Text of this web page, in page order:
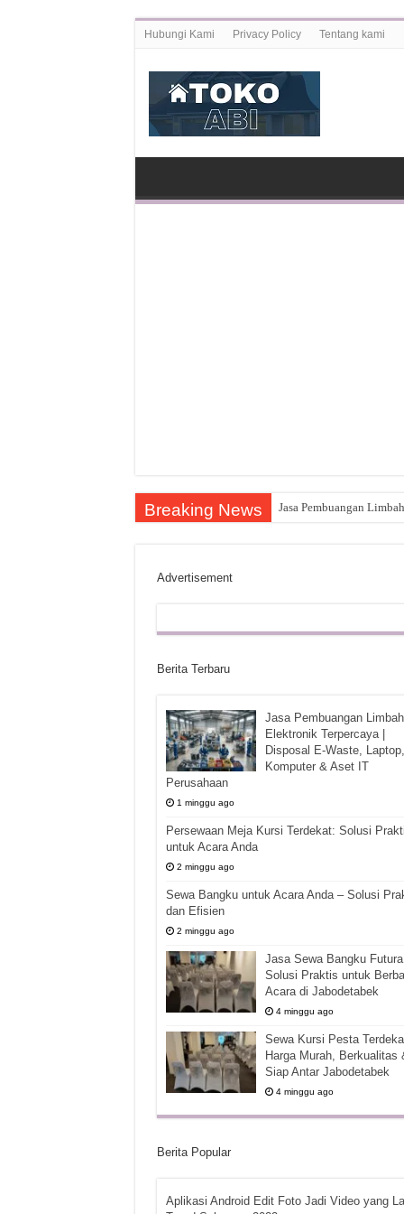
Hubungi Kami Privacy Policy Tentang kami
Breaking News Jasa Pembuangan
Advertisement
Berita Terbaru
Jasa Pembuangan Limbah
Elektronik Terpercaya |
Disposal E-Waste, Laptop,
Komputer & Aset IT
Perusahaan
1 minggu ago
Persewaan Meja Kursi Terdekat: Solusi
untuk Acara Anda
2 minggu ago
Sewa Bangku untuk Acara Anda – Solusi
dan Efisien
2 minggu ago
Jasa Sewa Bangku
Solusi Praktis untuk
Acara di Jabodetabek
4 minggu ago
Sewa Kursi Pesta
Harga Murah, Berkualitas
Siap Antar Jabodetabek
4 minggu ago
Berita Popular
Aplikasi Android Edit Foto Jadi Video yang